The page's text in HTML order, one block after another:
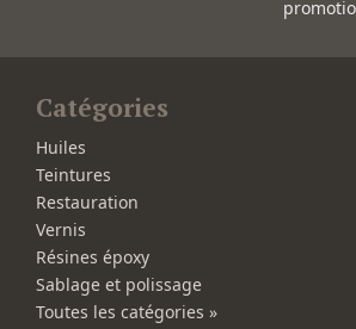
Catégories
Huiles
Teintures
Restauration
Vernis
Résines époxy
Sablage et polissage
Toutes les catégories »